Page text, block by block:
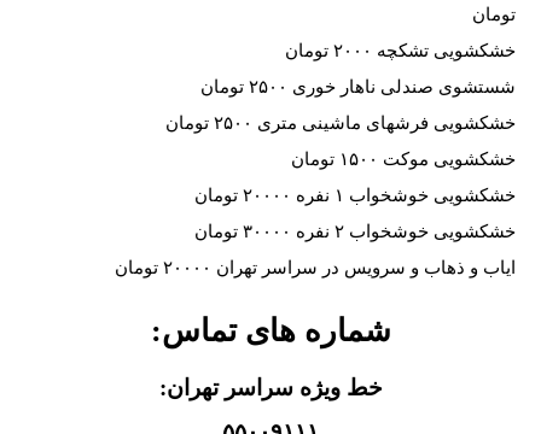
تومان
خشکشویی تشکچه ۲۰۰۰ تومان
شستشوی صندلی ناهار خوری ۲۵۰۰ تومان
خشکشویی فرشهای ماشینی متری ۲۵۰۰ تومان
خشکشویی موکت ۱۵۰۰ تومان
خشکشویی خوشخواب ۱ نفره ۲۰۰۰۰ تومان
خشکشویی خوشخواب ۲ نفره ۳۰۰۰۰ تومان
ایاب و ذهاب و سرویس در سراسر تهران ۲۰۰۰۰ تومان
شماره های تماس:
خط ویژه سراسر تهران: